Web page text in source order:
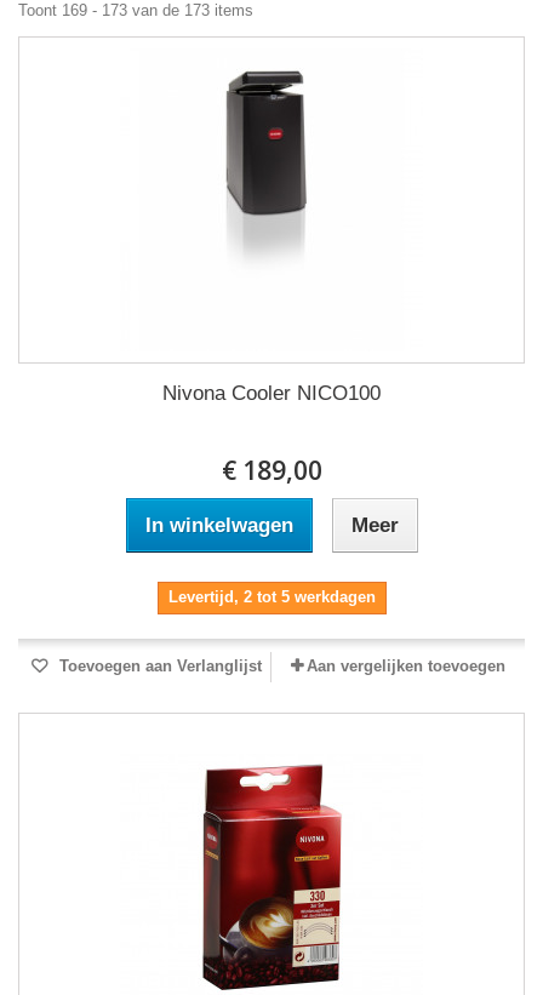
Toont 169 - 173 van de 173 items
Nivona Cooler NICO100
€ 189,00
In winkelwagen Meer
Levertijd, 2 tot 5 werkdagen
Toevoegen aan Verlanglijst Aan vergelijken toevoegen